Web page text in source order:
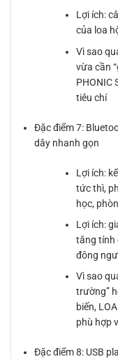
Lợi ích:
của loa
Vì sao
vừa cần
PHONIC
tiêu chí
Đặc điểm 7:
dây nhanh gọn
Lợi ích:
tức thì,
học,
Lợi ích:
tăng tính
đông
Vì sao
trường”
biến,
phù hợp
Đặc điểm 8: USB